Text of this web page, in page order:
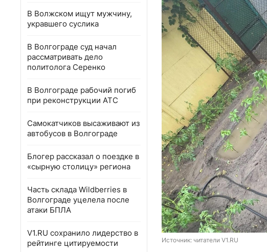
В Волжском ищут мужчину,
укравшего суслика
В Волгограде суд начал
рассматривать дело
политолога Серенко
В Волгограде рабочий погиб
при реконструкции АТС
Самокатчиков высаживают из
автобусов в Волгограде
Блогер рассказал о поездке в
«сырную столицу» региона
Часть склада Wildberries в
Волгограде уцелела после
атаки БПЛА
V1.RU сохранило лидерство в
рейтинге цитируемости
Источник: читатели V1.RU